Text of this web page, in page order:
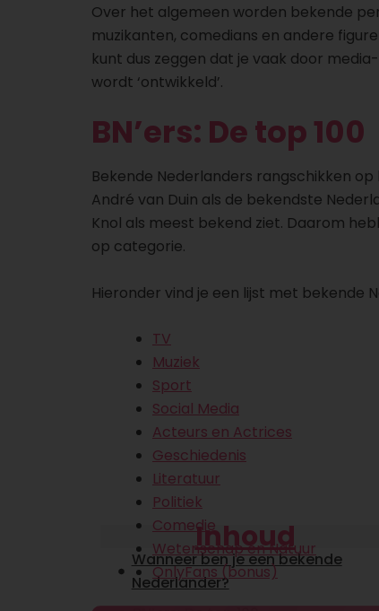
Over het algemeen worden bekende
muzikanten, comedians en andere
kunt dus zeggen dat je vaak door
wordt ‘ontwikkeld’.
BN’ers: De top 100
Bekende Nederlanders rangschikken
André van Duin als de bekendste
Knol als meest bekend ziet. Daarom
op categorie.
Hieronder vind je een lijst met bekende
TV
Muziek
Sport
Social Media
Acteurs en Actrices
Geschiedenis
Literatuur
Politiek
Comedie
Wetenschap en Natuur
OnlyFans (bonus)
Inhoud
Wanneer ben je een bekende
Nederlander?